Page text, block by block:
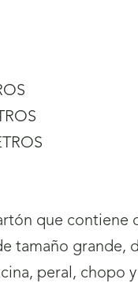
que contiene
tamaño grande,
peral, chopo